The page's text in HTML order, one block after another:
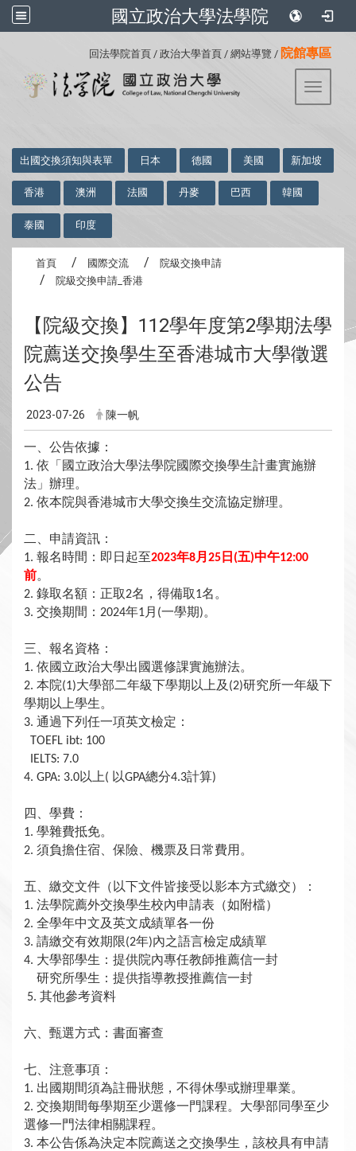
國立政治大學法學院
回法學院首頁 / 政治大學首頁 / 網站導覽 / 院館專區
Toggle
出國交換須知與表單 日本 德國 美國 新加坡
香港 澳洲 法國 丹麥 巴西 韓國
泰國 印度
首頁 國際交流
院級交換申請
院級交換申請_香港
【院級交換】112學年度第2學期法學
院薦送交換學生至香港城市大學徵選
公告
2023-07-26 陳一帆
一、公告依據：
1. 依「國立政治大學法學院國際交換學生計畫實施辦
法」辦理。
2. 依本院與香港城市大學交換生交流協定辦理。
二、申請資訊：
1. 報名時間：即日起至2023年8月 25 日 (五)中午12:00
前。
2. 錄取名額：正取2名，得備取1名。
3. 交換期間： 2024年1月 (一學期)。
三、報名資格：
1. 依國立政治大學出國選修課實施辦法。
2. 本院(1)大學部二年級下學期以上及 (2)研究所一年級下
學期以上學生。
3. 通過下列任一項英文檢定：
TOEFL ibt: 100
IELTS: 7.0
4. GPA: 3.0以上( 以GPA總分4.3計算)
四、學費：
1. 學雜費抵免。
2. 須負擔住宿、保險、機票及日常費用。
五、繳交文件（以下文件皆接受以影本方式繳交）：
1. 法學院薦外交換學生校內申請表（如附檔）
2. 全學年中文及英文成績單各一份
3. 請繳交有效期限(2年)內之語言檢定成績單
4. 大學部學生：提供院內專任教師推薦信一封
研究所學生：提供指導教授推薦信一封
5. 其他參考資料
六、甄選方式：書面審查
七、注意事項：
1. 出國期間須為註冊狀態，不得休學或辦理畢業。
2. 交換期間每學期至少選修一門課程。大學部同學至少
選修一門法律相關課程。
3. 本公告係為決定本院薦送之交換學生，該校具有申請